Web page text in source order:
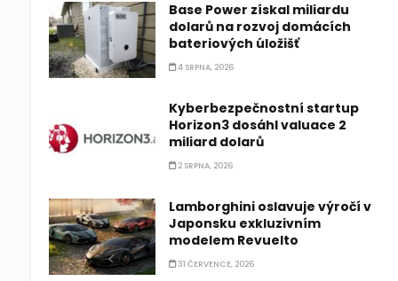
Base Power získal miliardu
dolarů na rozvoj domácích
bateriových úložišť
4 SRPNA, 2026
Kyberbezpečnostní startup
Horizon3 dosáhl valuace 2
miliard dolarů
2 SRPNA, 2026
Lamborghini oslavuje výročí v
Japonsku exkluzivním
modelem Revuelto
31 ČERVENCE, 2026